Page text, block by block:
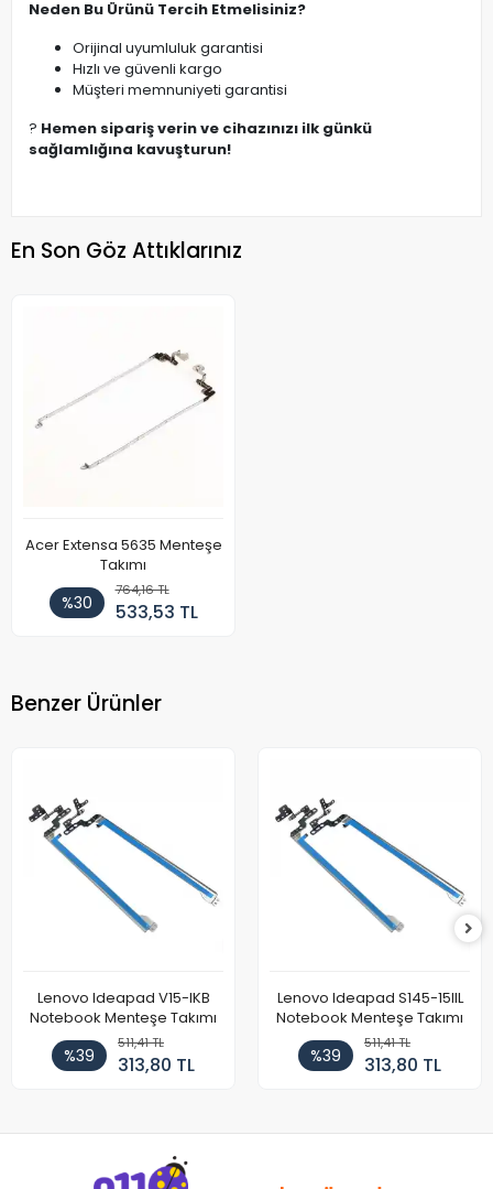
Neden Bu Ürünü Tercih Etmelisiniz?
Orijinal uyumluluk garantisi
Hızlı ve güvenli kargo
Müşteri memnuniyeti garantisi
? Hemen sipariş verin ve cihazınızı ilk günkü
sağlamlığına kavuşturun!
En Son Göz Attıklarınız
Acer Extensa 5635 Menteşe
Takımı
%30
764,16 TL
533,53 TL
Benzer Ürünler
Lenovo Ideapad V15-IKB
Notebook Menteşe Takımı
%39
511,41 TL
313,80 TL
Lenovo Ideapad S145-15IIL
Notebook Menteşe Takımı
%39
511,41 TL
313,80 TL